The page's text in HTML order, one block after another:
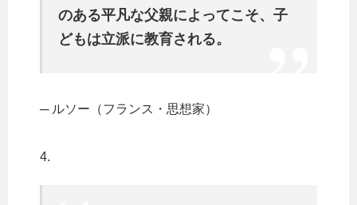
のある平凡な父親によってこそ、子
どもは立派に教育される。
─ ルソー（フランス・思想家）
4.